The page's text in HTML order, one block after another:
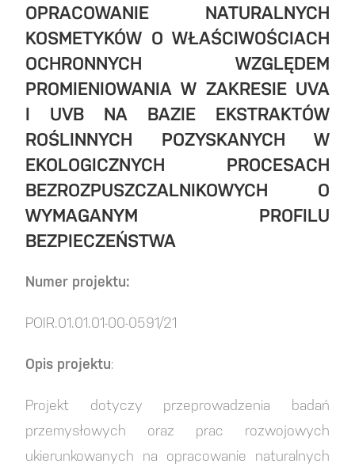
OPRACOWANIE NATURALNYCH
KOSMETYKÓW O WŁAŚCIWOŚCIACH
OCHRONNYCH WZGLĘDEM
PROMIENIOWANIA W ZAKRESIE UVA
I UVB NA BAZIE EKSTRAKTÓW
ROŚLINNYCH POZYSKANYCH W
EKOLOGICZNYCH PROCESACH
BEZROZPUSZCZALNIKOWYCH O
WYMAGANYM PROFILU
BEZPIECZEŃSTWA
Numer projektu:
POIR.01.01.01-00-0591/21
Opis projektu:
Projekt dotyczy przeprowadzenia badań
przemysłowych oraz prac rozwojowych
ukierunkowanych na opracowanie naturalnych